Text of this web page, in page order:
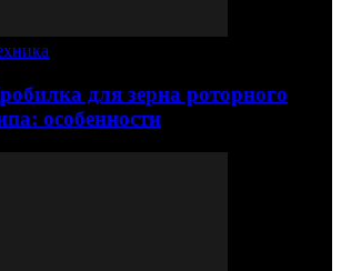
для зерна роторного
особенности